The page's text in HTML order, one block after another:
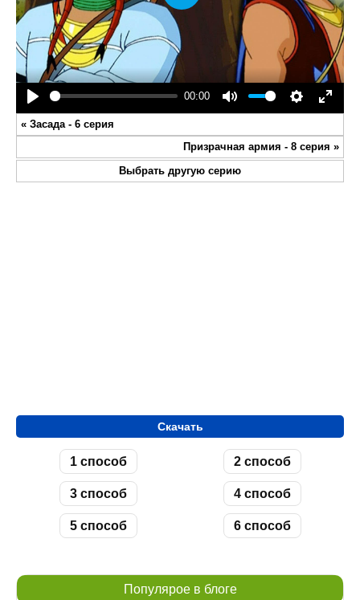
Play
00:00
Mute Settings
Enter
Play
« Засада - 6 серия
Призрачная армия - 8 серия »
Выбрать другую серию
Скачать
1 способ 2 способ
3 способ 4 способ
5 способ 6 способ
Популярое в блоге